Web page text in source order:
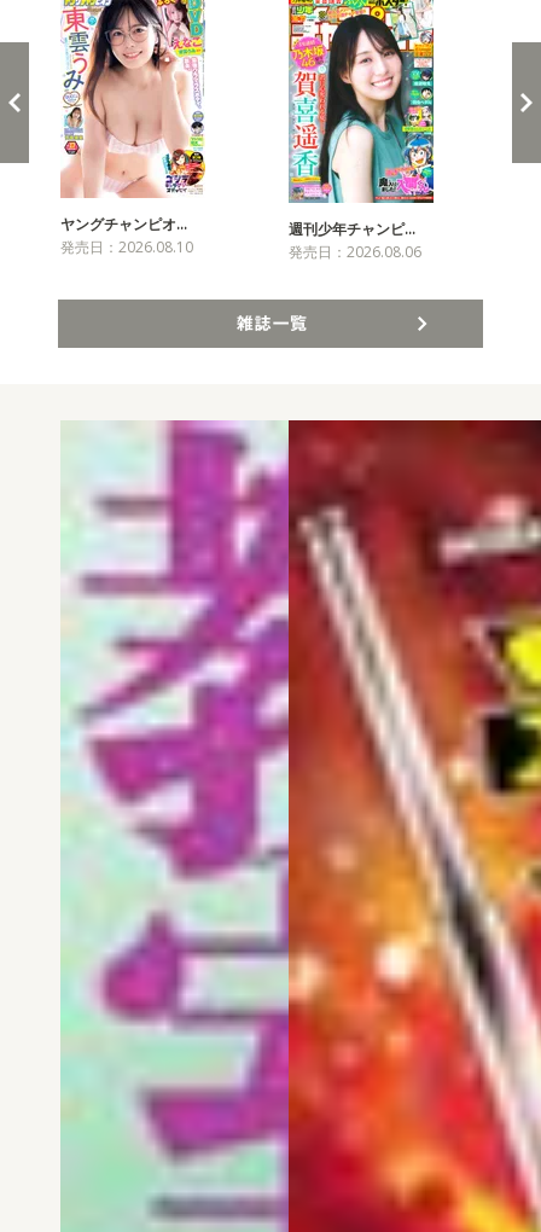
ヤングチャンピオ…
発売日：2026.08.10
週刊少年チャンピ…
発売日：2026.08.06